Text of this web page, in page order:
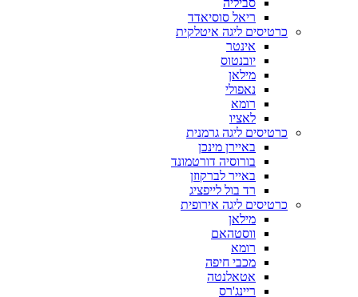
סביליה
ריאל סוסיאדד
כרטיסים ליגה איטלקית
אינטר
יובנטוס
מילאן
נאפולי
רומא
לאציו
כרטיסים ליגה גרמנית
באיירן מינכן
בורוסיה דורטמונד
באייר לברקוזן
רד בול לייפציג
כרטיסים ליגה אירופית
מילאן
ווסטהאם
רומא
מכבי חיפה
אטאלנטה
ריינג'רס